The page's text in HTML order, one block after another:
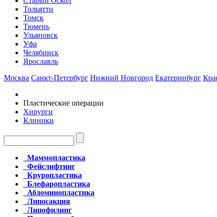
Тольятти
Томск
Тюмень
Ульяновск
Уфа
Челябинск
Ярославль
Москва Санкт-Петербург Нижний Новгород Екатеринбург
Пластические операции
Хирурги
Клиники
Маммопластика
Фейслифтинг
Круропластика
Блефаропластика
Абдоминопластика
Липосакция
Липофилинг